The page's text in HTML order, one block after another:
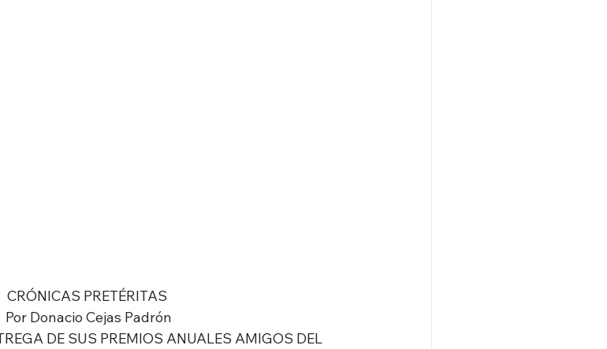
                CRÓNICAS PRETÉRITAS
                 Por Donacio Cejas Padrón
DE SUS PREMIOS ANUALES AMIGOS DEL